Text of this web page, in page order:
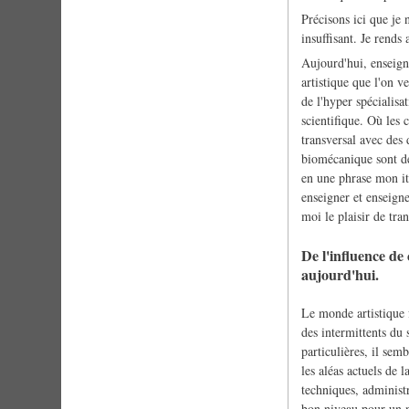
Précisons ici que je
insuffisant. Je rends
Aujourd'hui,
artistique que l'on
de l'hyper
scientifique. Où les
transversal avec
biomécanique sont
en une phrase mon
enseigner et
moi le plaisir de
De l'influence de
aujourd'hui.
Le monde artistique
des intermittents du
particulières, il
les aléas actuels de
techniques,